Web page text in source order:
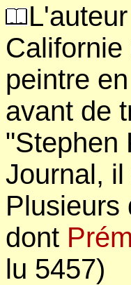
peintre
avant de
"Stephen
Journal,
Plusieurs
dont
lu 5457)